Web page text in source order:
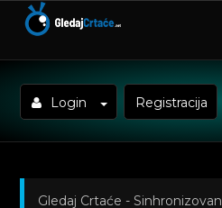
Login Registracija
Gledaj Crtaće -